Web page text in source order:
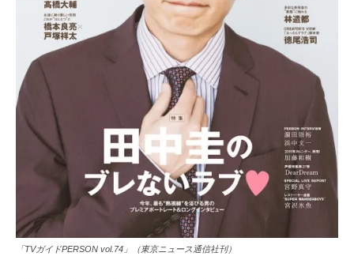
「TVガイドPERSON vol.74」（東京ニュース通信社刊）